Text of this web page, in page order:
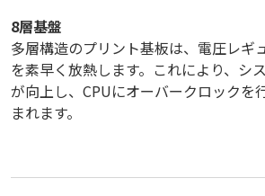
8層基盤
多層構造のプリント基板は、電圧レギ
を素早く放熱します。これにより、シ
が向上し、CPUにオーバークロックを
まれます。